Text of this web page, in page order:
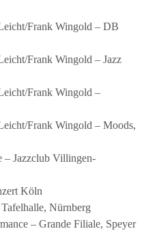
Frank Wingold – DB
Frank Wingold – Jazz
Frank Wingold –
Frank Wingold – Moods,
– Jazzclub Villingen-
Köln
Nürnberg
– Grande Filiale, Speyer